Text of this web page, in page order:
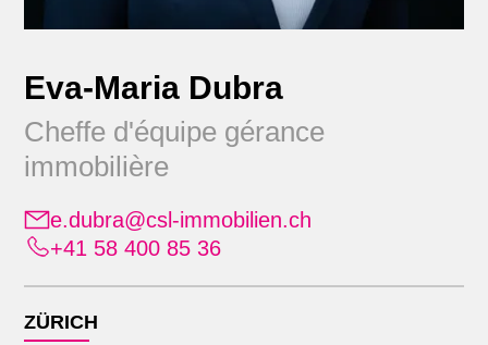
Eva-Maria Dubra
Cheffe d'équipe gérance
immobilière
e.dubra@csl-immobilien.ch
+41 58 400 85 36
ZÜRICH
Position
Alle
Apprenants
Emplacement